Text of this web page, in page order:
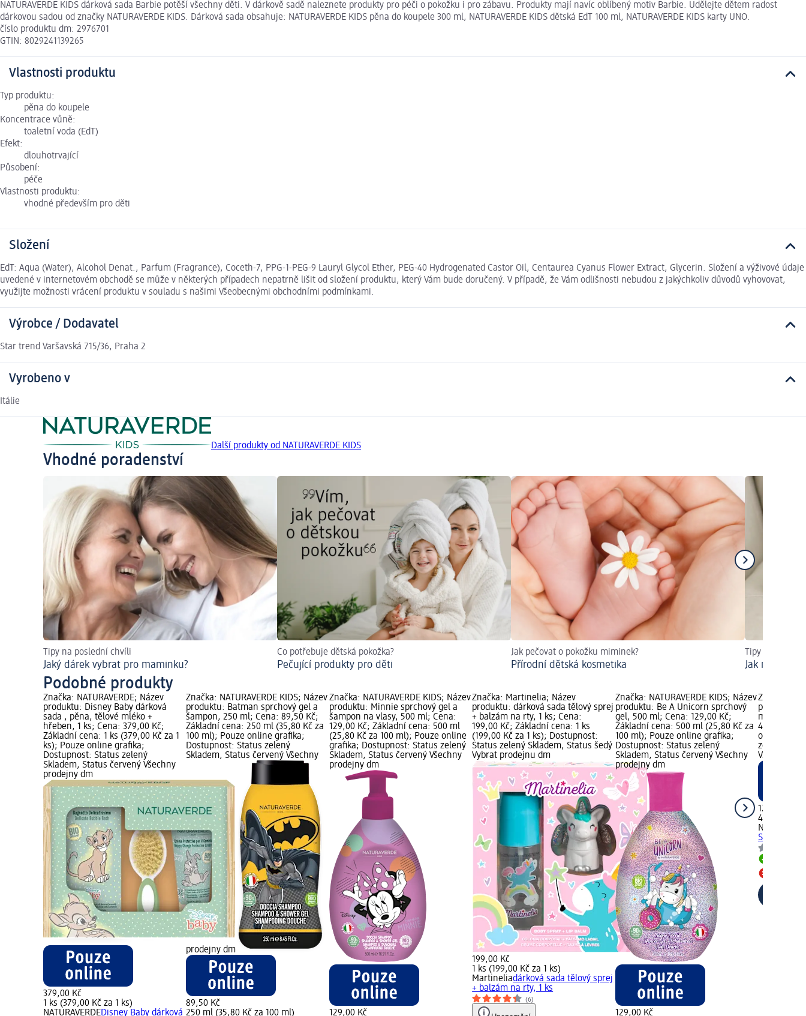
NATURAVERDE KIDS dárková sada Barbie potěší všechny děti. V dárkově sadě naleznete produkty pro péči o pokožku i pro zábavu. Produkty mají navíc oblíbený motiv Barbie. Udělejte dětem radost
dárkovou sadou od značky NATURAVERDE KIDS. Dárková sada obsahuje: NATURAVERDE KIDS pěna do koupele 300 ml, NATURAVERDE KIDS dětská EdT 100 ml, NATURAVERDE KIDS karty UNO.
číslo produktu dm: 2976701
GTIN: 8029241139265
Vlastnosti produktu
Typ produktu:
pěna do koupele
Koncentrace vůně:
toaletní voda (EdT)
Efekt:
dlouhotrvající
Působení:
péče
Vlastnosti produktu:
vhodné především pro děti
Složení
EdT: Aqua (Water), Alcohol Denat., Parfum (Fragrance), Coceth-7, PPG-1-PEG-9 Lauryl Glycol Ether, PEG-40 Hydrogenated Castor Oil, Centaurea Cyanus Flower Extract, Glycerin. Složení a výživové údaje
uvedené v internetovém obchodě se může v některých případech nepatrně lišit od složení produktu, který Vám bude doručený. V případě, že Vám odlišnosti nebudou z jakýchkoliv důvodů vyhovovat,
využijte možnosti vrácení produktu v souladu s našimi Všeobecnými obchodními podmínkami.
Výrobce / Dodavatel
Star trend Varšavská 715/36, Praha 2
Vyrobeno v
Itálie
Další produkty od NATURAVERDE KIDS
Vhodné poradenství
Tipy na poslední chvíli
Jaký dárek vybrat pro maminku?
Co potřebuje dětská pokožka?
Pečující produkty pro děti
Jak pečovat o pokožku miminek?
Přírodní dětská kosmetika
Tipy na
Jak
Podobné produkty
Značka: NATURAVERDE; Název
produktu: Disney Baby dárková
sada , pěna, tělové mléko +
hřeben, 1 ks; Cena: 379,00 Kč;
Základní cena: 1 ks (379,00 Kč za 1
ks); Pouze online grafika;
Dostupnost: Status zelený
Skladem, Status červený Všechny
prodejny dm
379,00 Kč
1 ks (379,00 Kč za 1 ks)
NATURAVERDEDisney Baby dárková
Značka: NATURAVERDE KIDS; Název
produktu: Batman sprchový gel a
šampon, 250 ml; Cena: 89,50 Kč;
Základní cena: 250 ml (35,80 Kč za
100 ml); Pouze online grafika;
Dostupnost: Status zelený
Skladem, Status červený Všechny
prodejny dm
89,50 Kč
250 ml (35,80 Kč za 100 ml)
Značka: NATURAVERDE KIDS; Název
produktu: Minnie sprchový gel a
šampon na vlasy, 500 ml; Cena:
129,00 Kč; Základní cena: 500 ml
(25,80 Kč za 100 ml); Pouze online
grafika; Dostupnost: Status zelený
Skladem, Status červený Všechny
prodejny dm
129,00 Kč
Značka: Martinelia; Název
produktu: dárková sada tělový sprej
+ balzám na rty, 1 ks; Cena:
199,00 Kč; Základní cena: 1 ks
(199,00 Kč za 1 ks); Dostupnost:
Status zelený Skladem, Status šedý
Vybrat prodejnu dm
199,00 Kč
1 ks (199,00 Kč za 1 ks)
Martineliadárková sada tělový sprej
+ balzám na rty, 1 ks
(6)
Značka: NATURAVERDE KIDS; Název
produktu: Be A Unicorn sprchový
gel, 500 ml; Cena: 129,00 Kč;
Základní cena: 500 ml (25,80 Kč za
100 ml); Pouze online grafika;
Dostupnost: Status zelený
Skladem, Status červený Všechny
prodejny dm
129,00 Kč
Značka:
produktu:
ml; Cena:
400 ml
online
zelený
Všechny
129,00 Kč
400 ml
Stitch, 400